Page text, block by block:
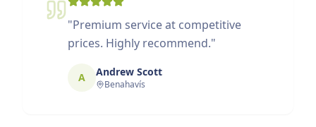
"Premium service at competitive
prices. Highly recommend."
A Andrew Scott
Benahavís